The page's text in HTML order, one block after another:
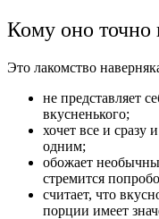
Кому оно точно
Это лакомство
не представляет
вкусненького;
хочет все и сразу
одним;
обожает
стремится
считает, что
порции имеет